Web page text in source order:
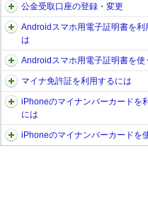
公金受取口座の登録・変更
Androidスマホ用電子証明書を利
は
Androidスマホ用電子証明書を使
マイナ免許証を利用するには
iPhoneのマイナンバーカードを
には
iPhoneのマイナンバーカードを